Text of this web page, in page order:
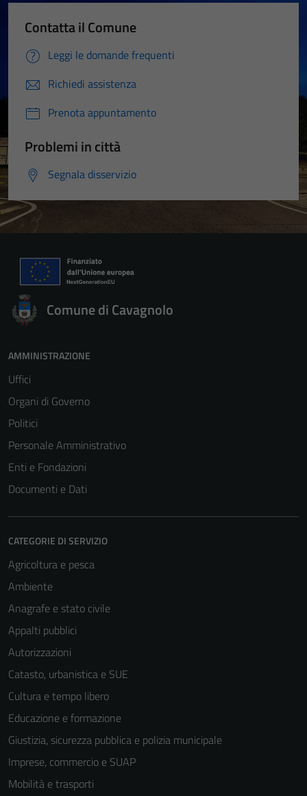
Contatta il Comune
Leggi le domande frequenti
Richiedi assistenza
Prenota appuntamento
Problemi in città
Segnala disservizio
Comune di Cavagnolo
AMMINISTRAZIONE
Uffici
Organi di Governo
Politici
Personale Amministrativo
Enti e Fondazioni
Documenti e Dati
CATEGORIE DI SERVIZIO
Agricoltura e pesca
Ambiente
Anagrafe e stato civile
Appalti pubblici
Autorizzazioni
Catasto, urbanistica e SUE
Cultura e tempo libero
Educazione e formazione
Giustizia, sicurezza pubblica e polizia municipale
Imprese, commercio e SUAP
Mobilità e trasporti